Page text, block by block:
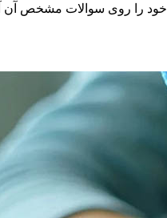
را روی سوالات مشخص آن